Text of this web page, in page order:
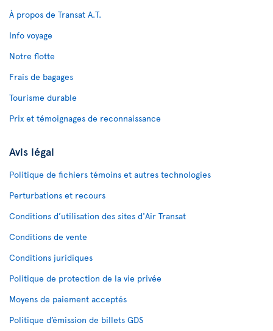
À propos de Transat A.T.
Info voyage
Notre flotte
Frais de bagages
Tourisme durable
Prix et témoignages de reconnaissance
Avis légal
Politique de fichiers témoins et autres technologies
Perturbations et recours
Conditions d’utilisation des sites d'Air Transat
Conditions de vente
Conditions juridiques
Politique de protection de la vie privée
Moyens de paiement acceptés
Politique d’émission de billets GDS